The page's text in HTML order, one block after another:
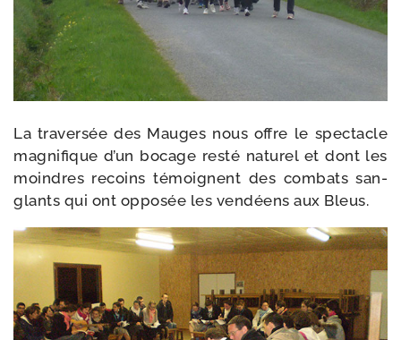
La tra­ver­sée des Mauges nous offre le spec­tacle
magni­fique d’un bocage res­té natu­rel et dont les
moindres recoins témoignent des com­bats san­
glants qui ont oppo­sée les ven­déens aux Bleus.